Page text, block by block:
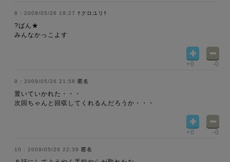
2009/05/26 19:27 †クロユリ†
?ばん★
みんなかっこよす
+0 -0
2009/05/26 21:58 匿名
置いていかれた・・・
次回ちゃんと回収してくれるんだろうか・・・
+0 -0
2009/05/26 22:39 匿名